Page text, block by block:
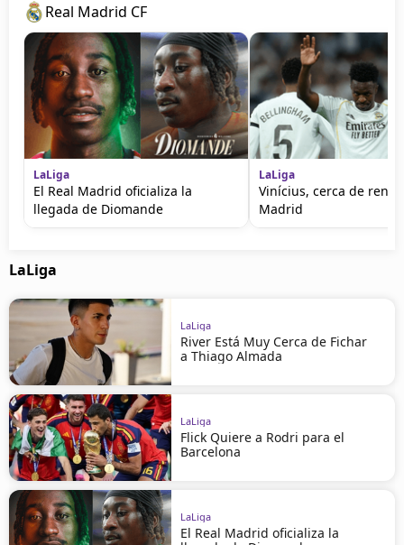
Real Madrid CF
LaLiga
El Real Madrid oficializa la
llegada de Diomande
LaLiga
Vinícius, cerca de
Madrid
LaLiga
LaLiga
River Está Muy Cerca de Fichar
a Thiago Almada
LaLiga
Flick Quiere a Rodri para el
Barcelona
LaLiga
El Real Madrid oficializa la